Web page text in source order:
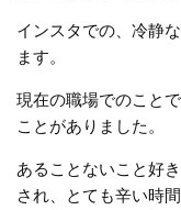
インスタでの、冷静
ます。
現在の職場でのこと
ことがありました。
あることないこと好
され、とても辛い時